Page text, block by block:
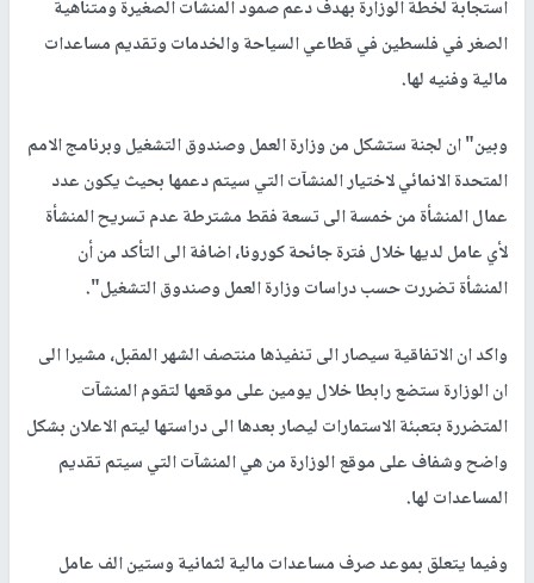
استجابة لخطة الوزارة بهدف دعم صمود المنشآت الصغيرة ومتناهية
الصغر في فلسطين في قطاعي السياحة والخدمات وتقديم مساعدات
مالية وفنيه لها.
وبين" ان لجنة ستشكل من وزارة العمل وصندوق التشغيل وبرنامج الامم
المتحدة الانمائي لاختيار المنشآت التي سيتم دعمها بحيث يكون عدد
عمال المنشأة من خمسة الى تسعة فقط مشترطة عدم تسريح المنشأة
لأي عامل لديها خلال فترة جائحة كورونا، اضافة الى التأكد من أن
المنشأة تضررت حسب دراسات وزارة العمل وصندوق التشغيل".
واكد ان الاتفاقية سيصار الى تنفيذها منتصف الشهر المقبل، مشيرا الى
ان الوزارة ستضع رابطا خلال يومين على موقعها لتقوم المنشآت
المتضررة بتعبئة الاستمارات ليصار بعدها الى دراستها ليتم الاعلان بشكل
واضح وشفاف على موقع الوزارة من هي المنشآت التي سيتم تقديم
المساعدات لها.
وفيما يتعلق بموعد صرف مساعدات مالية لثمانية وستين الف عامل